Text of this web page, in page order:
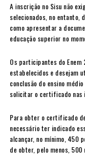
A inscrição no Sisu não
selecionados, no entanto,
como apresentar a
educação superior no
Os participantes do
estabelecidos e desejam
conclusão do ensino
solicitar o certificado nas
Para obter o certificado
necessário ter indicado
alcançar, no mínimo, 450
de obter, pelo menos, 500